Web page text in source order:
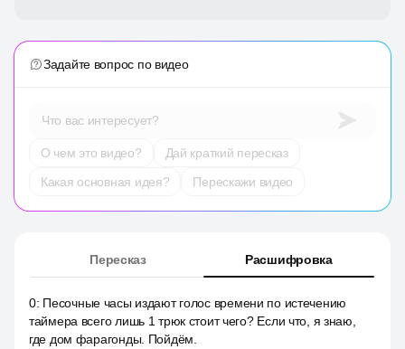
Задайте вопрос по видео
Что вас интересует?
О чем это видео?
Дай краткий пересказ
Какая основная идея?
Перескажи видео
Пересказ Расшифровка
0: Песочные часы издают голос времени по истечению
таймера всего лишь 1 трюк стоит чего? Если что, я знаю,
где дом фарагонды. Пойдём.